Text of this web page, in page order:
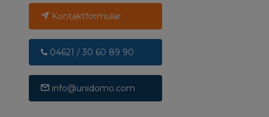
Kontaktformular
04621 / 30 60 89 90
info@unidomo.com